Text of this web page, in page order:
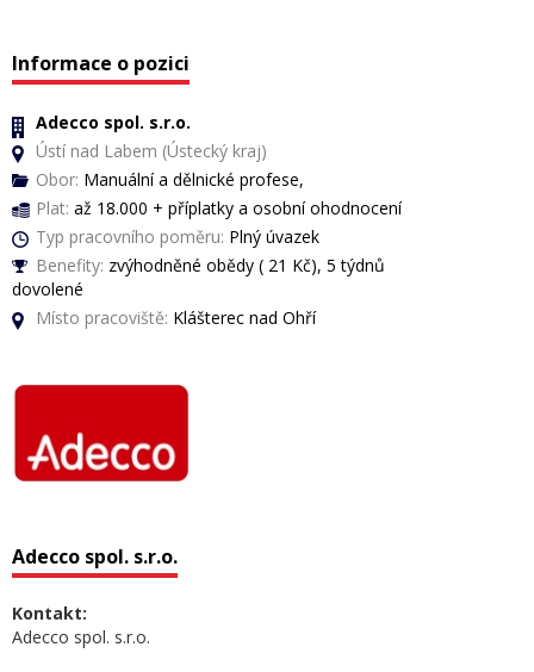
Informace o pozici
Adecco spol. s.r.o.
Ústí nad Labem (Ústecký kraj)
Obor: Manuální a dělnické profese,
Plat: až 18.000 + příplatky a osobní ohodnocení
Typ pracovního poměru: Plný úvazek
Benefity: zvýhodněné obědy ( 21 Kč), 5 týdnů
dovolené
Místo pracoviště: Klášterec nad Ohří
Adecco spol. s.r.o.
Kontakt:
Adecco spol. s.r.o.